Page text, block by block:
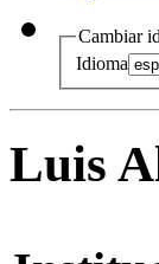
Cambiar
Idioma
Luis